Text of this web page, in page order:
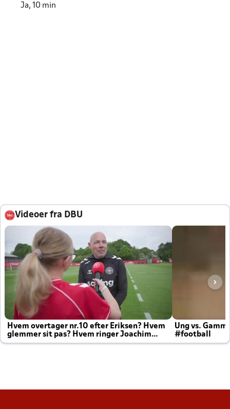
Ja, 10 min
Videoer fra DBU
Hvem overtager nr.10 efter Eriksen? Hvem
glemmer sit pas? Hvem ringer Joachim
altid til efter kampe?
Ung vs.
#football